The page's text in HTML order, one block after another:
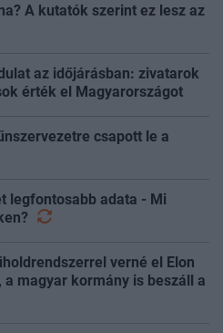
A kutatók szerint ez lesz az
az időjárásban: zivatarok
érték el Magyarországot
csapott le a
legfontosabb adata - Mi
verné el Elon
magyar kormány is beszáll a